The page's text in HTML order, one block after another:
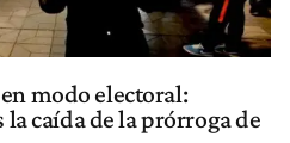
modo electoral:
caída de la prórroga de